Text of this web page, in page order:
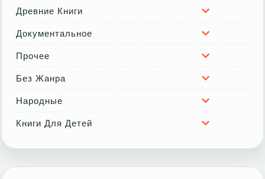
Древние Книги
Документальное
Прочее
Без Жанра
Народные
Книги Для Детей